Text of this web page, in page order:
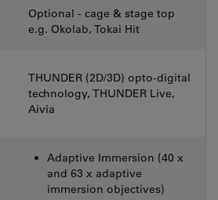
Optional - cage & stage top
e.g. Okolab, Tokai Hit
THUNDER (2D/3D) opto-digital
technology, THUNDER Live,
Aivia
Adaptive Immersion (40 x
and 63 x adaptive
immersion objectives)